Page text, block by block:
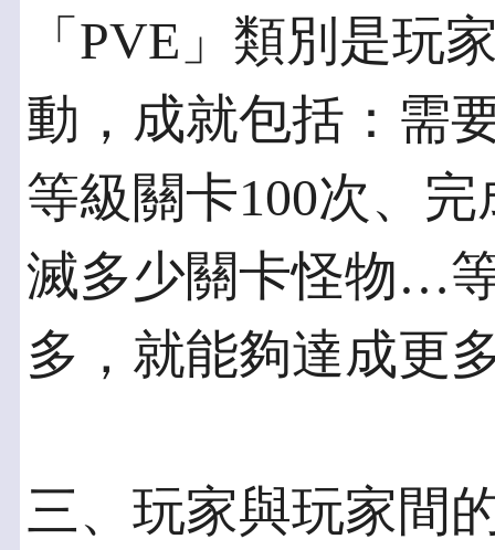
「PVE」類別是玩
動，成就包括：需
等級關卡100次、
滅多少關卡怪物…
多，就能夠達成更
三、玩家與玩家間